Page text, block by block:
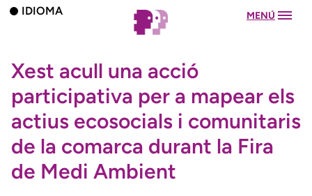
IDIOMA MENÚ
Xest acull una acció
participativa per a mapear els
actius ecosocials i comunitaris
de la comarca durant la Fira
de Medi Ambient